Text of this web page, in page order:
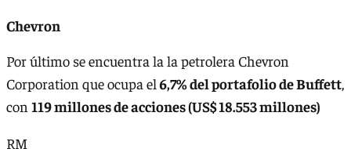
Chevron
Por último se encuentra la la petrolera Chevron
Corporation que ocupa el6,7% del portafolio de Buffett,
con 119 millones de acciones (US$ 18.553 millones)
RM